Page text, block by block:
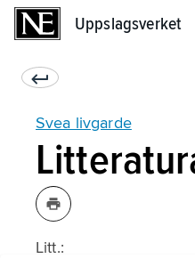
Uppslagsverket
Svea livgarde
Litt.: